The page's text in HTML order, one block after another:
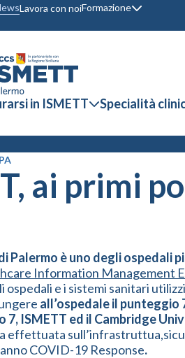
Lavora con noiFormazione
in ISMETT Specialità
ai primi
di Palermo è uno degli
Information Management
ospedali e i sistemi sanitari
all’ospedale il punteggio
7, ISMETT ed il Cambridge
effettuata
COVID-19 Response.